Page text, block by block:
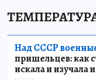
Над СССР
пришельцев: как
искала и изучала